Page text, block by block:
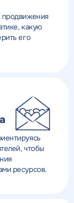
продвижения
какую
его
чтобы
ресурсов.